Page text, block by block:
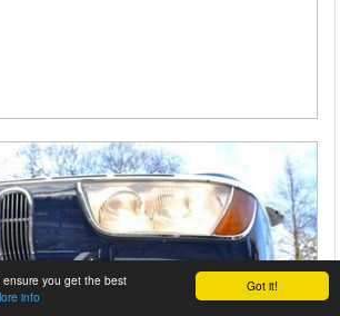
Got it!
you get the best
info